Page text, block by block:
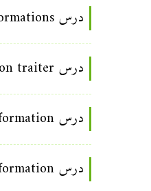
درس Communiquer les informations – مادة علوم المهندس – جذع مشترك تكنولوجي
درس Fonction traiter – مادة علوم المهندس – جذع مشترك تكنولوجي
درس Traitement de l’information – مادة علوم المهندس – جذع مشترك تكنولوجي
درس Chaine d’information للجذع المشترك التكنولوجي